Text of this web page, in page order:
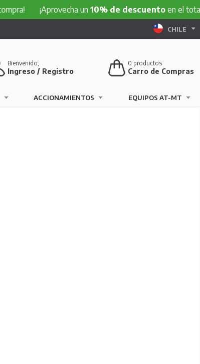
¡Aprovecha un10% de descuentoen el total de tu
CHILE
0 productos
Carro de Compras
Bienvenido,
Ingreso / Registro
ACCIONAMIENTOS EQUIPOS AT-MT